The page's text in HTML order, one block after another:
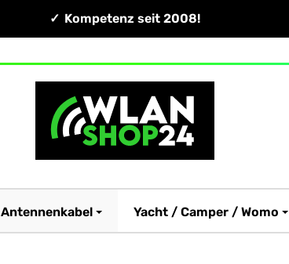
Kompetenz seit 2008!
Antennenkabel Yacht / Camper / Womo